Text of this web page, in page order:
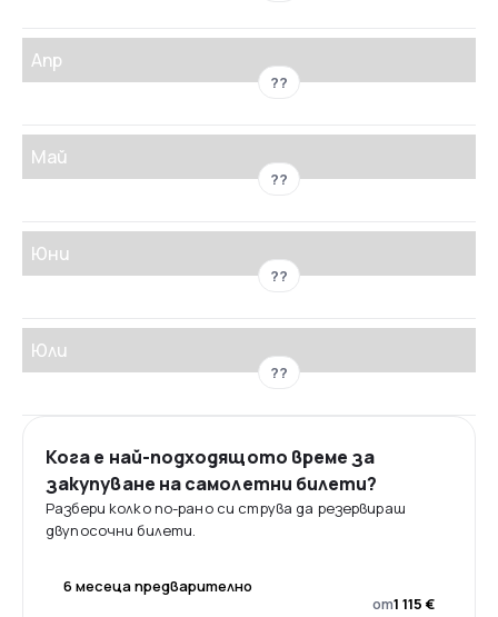
Апр
??
Май
??
Юни
??
Юли
??
Кога е най-подходящото време за
закупуване на самолетни билети?
Разбери колко по-рано си струва да резервираш
двупосочни билети.
6 месеца предварително
от1 115 €